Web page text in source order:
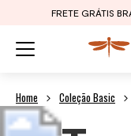
FRETE GRÁTIS
Coleção Basic